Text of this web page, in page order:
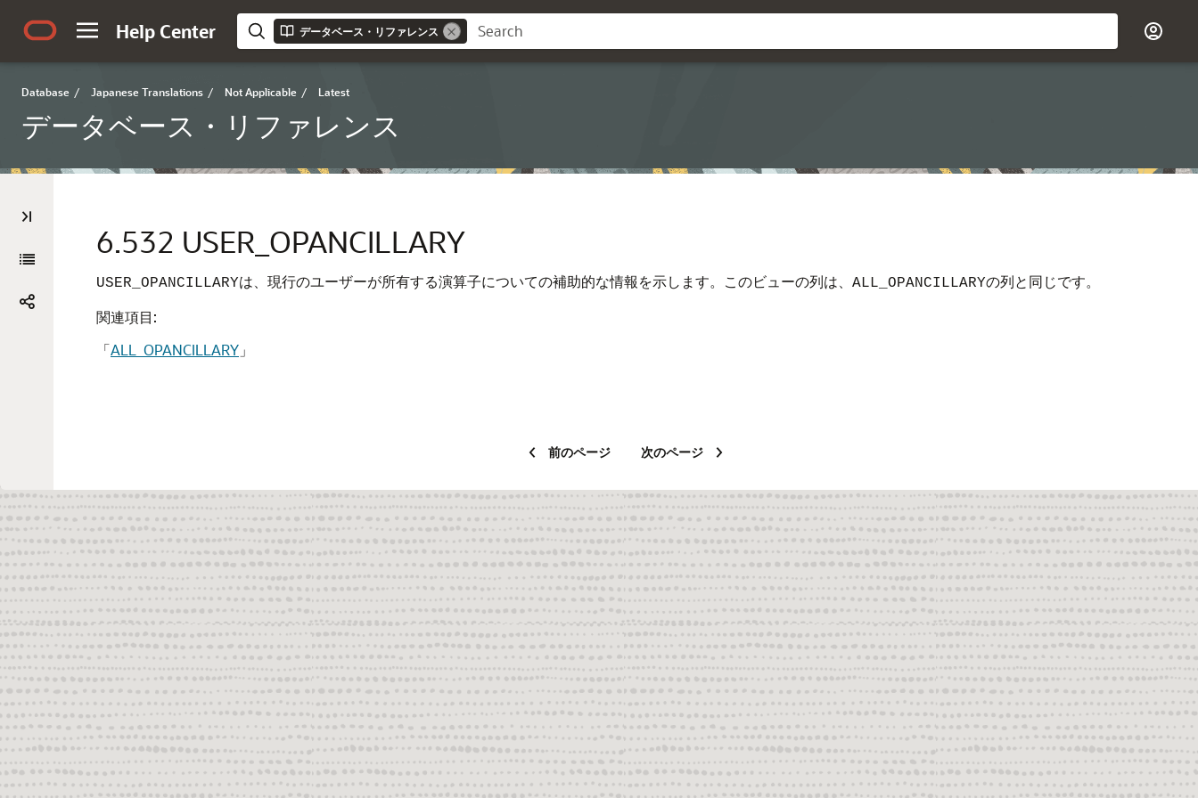
Help Center データベース・リファレンス
Database / Japanese Translations / Not Applicable / Latest
データベース・リファレンス
6.532 USER_OPANCILLARY
USER_OPANCILLARYは、現行のユーザーが所有する演算子についての補助的な情報を示します。このビューの列は、 ALL_OPANCILLARYの列と同じです。
関連項目:
「ALL_OPANCILLARY 」
前のページ 次のページ